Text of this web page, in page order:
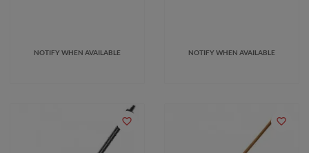
NOTIFY WHEN AVAILABLE NOTIFY WHEN AVAILABLE
favorite_border favorite_border